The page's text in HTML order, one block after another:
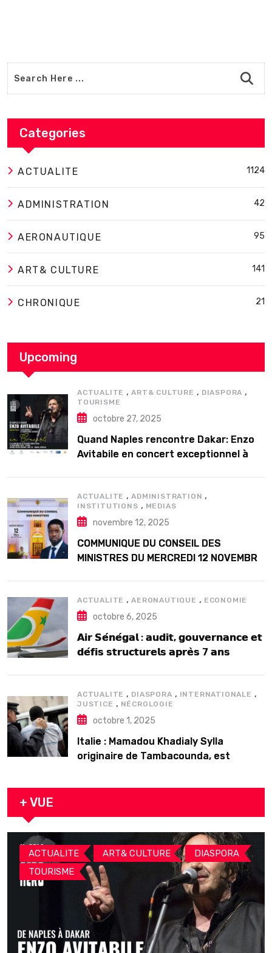
Categories
ACTUALITE 1124
ADMINISTRATION 42
AERONAUTIQUE 95
ART& CULTURE 141
CHRONIQUE 21
Upcoming
ACTUALITE ,ART& CULTURE , DIASPORA ,
TOURISME
octobre 27, 2025
Quand Naples rencontre Dakar: Enzo
Avitabile en concert exceptionnel à
ACTUALITE ,ADMINISTRATION ,
INSTITUTIONS , MEDIAS
novembre 12, 2025
COMMUNIQUE DU CONSEIL DES
MINISTRES DU MERCREDI 12 NOVEMBRE
ACTUALITE ,AERONAUTIQUE , ECONOMIE
octobre 6, 2025
𝗔𝗶𝗿 𝗦𝗲́𝗻𝗲́𝗴𝗮𝗹 : 𝗮𝘂𝗱𝗶𝘁, 𝗴𝗼𝘂𝘃𝗲𝗿𝗻𝗮𝗻𝗰𝗲 𝗲𝘁
𝗱𝗲́𝗳𝗶𝘀 𝘀𝘁𝗿𝘂𝗰𝘁𝘂𝗿𝗲𝗹𝘀 𝗮𝗽𝗿𝗲̀𝘀 7 𝗮𝗻𝘀
ACTUALITE , DIASPORA , INTERNATIONALE ,
JUSTICE , NÉCROLOGIE
octobre 1, 2025
Italie : Mamadou Khadialy Sylla
originaire de Tambacounda, est
arrestation
+ VUE
ACTUALITE , ART& CULTURE , DIASPORA ,
TOURISME